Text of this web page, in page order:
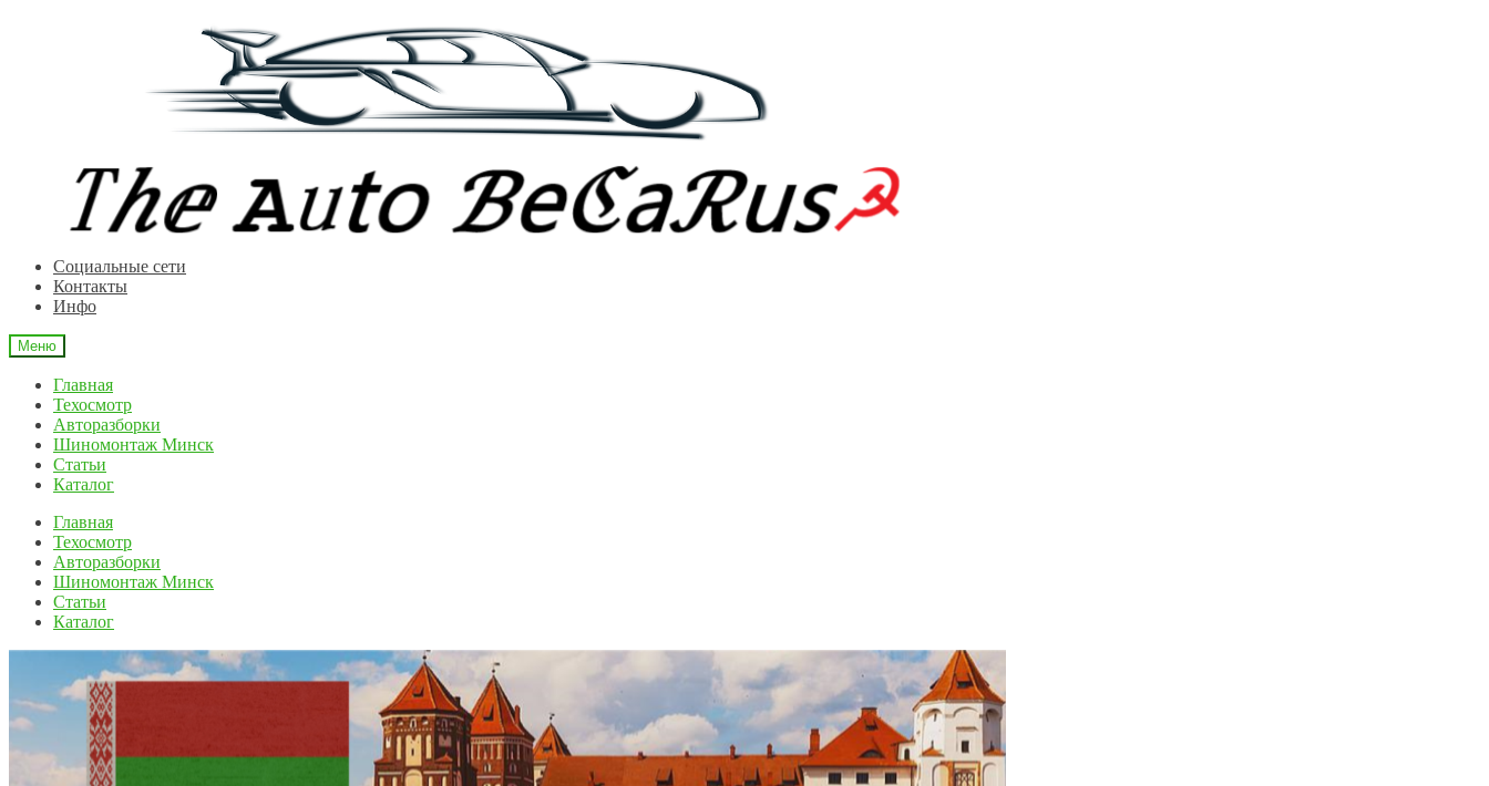
Cоциальные сети
Контакты
Инфо
Меню
Главная
Техосмотр
Авторазборки
Шиномонтаж Минск
Статьи
Каталог
Главная
Техосмотр
Авторазборки
Шиномонтаж Минск
Статьи
Каталог